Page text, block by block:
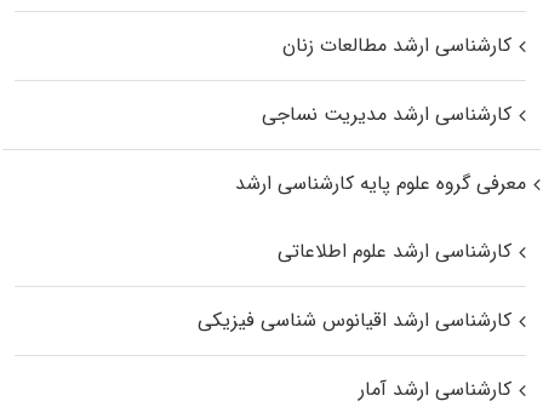
کارشناسی ارشد مطالعات زنان
کارشناسی ارشد مدیریت نساجی
معرفی گروه علوم پایه کارشناسی ارشد
کارشناسی ارشد علوم اطلاعاتی
کارشناسی ارشد اقیانوس‌ شناسی فیزیکی
کارشناسی ارشد آمار